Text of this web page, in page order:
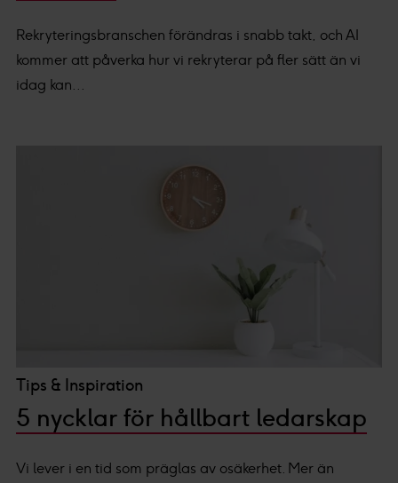
Rekryteringsbranschen förändras i snabb takt, och AI
kommer att påverka hur vi rekryterar på fler sätt än vi
idag kan...
Tips & Inspiration
5 nycklar för hållbart ledarskap
Vi lever i en tid som präglas av osäkerhet. Mer än